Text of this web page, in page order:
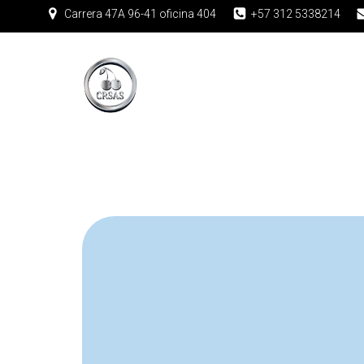
Carrera 47A 96-41 oficina 404 +57 312 5338214